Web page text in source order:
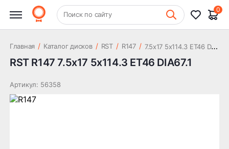
+7 (831) 261-35-35 Шиномонтаж
Поиск по сайту
0
Главная / Каталог дисков / RST / R147 / 7
.5x17 5x114.3 ET46 DIA67.1
RST R147 7.5x17 5x114.3 ET46 DIA67.1
Артикул: 56358